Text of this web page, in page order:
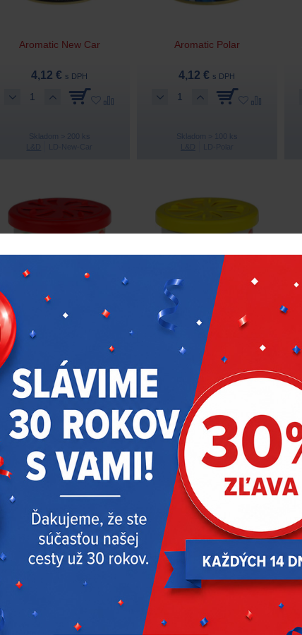
Aromatic New Car
4,12 € s DPH
Skladom > 200 ks
Aromatic Polar
4,12 € s DPH
Skladom > 100 ks
L&D
LD-Lollipop
Aromatic Lollipop – lízatko
Skladom > 100 ks
L&D
LD-Malibu-Fruits
Aromatic Malibu Fruits
4,12 €
Skladom > 200 ks